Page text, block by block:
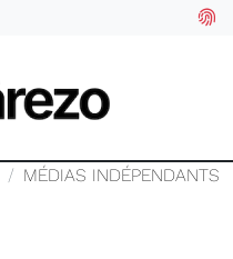
MÉDIAS INDÉPENDANTS